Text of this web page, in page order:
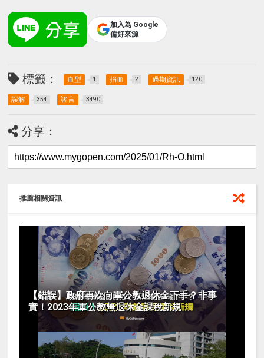
加入為 Google
偏好來源
標籤： 血型 1 捐血 2 過期資訊 120
誤解 354 謠言 3490
分享：
推薦相關資訊
【錯誤】政府再次向軍公教退休金下手？非事
實！2023年軍公教無退休金課稅新規